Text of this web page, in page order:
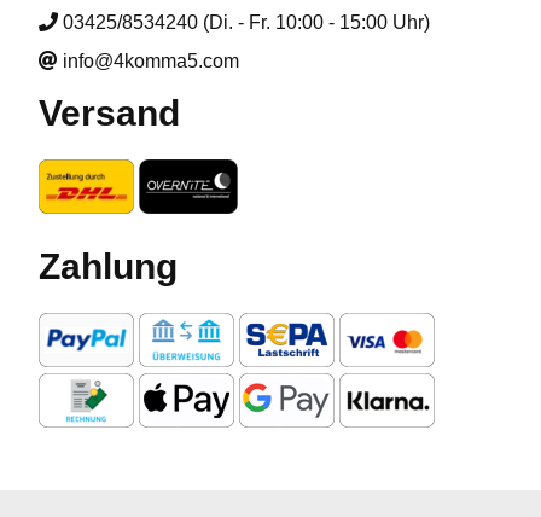
03425/8534240 (Di. - Fr. 10:00 - 15:00 Uhr)
info@4komma5.com
Versand
Zahlung